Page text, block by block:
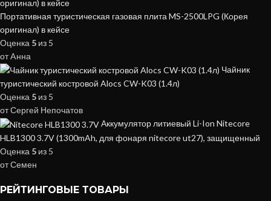
Портативная туристическая газовая плита MS-2500LPG (Корея
оригинал) в кейсе
Оценка 5 из 5
от Aнна
Чайник
туристический костровой Alocs CW-K03 (1.4л)
Оценка 5 из 5
от Сергей Непочатов
Аккумулятор литиевый Li-Ion Nitecore
HLB1300 3.7V (1300mAh, для фонаря nitecore ut27), защищенный
Оценка 5 из 5
от Семен
РЕЙТИНГОВЫЕ ТОВАРЫ